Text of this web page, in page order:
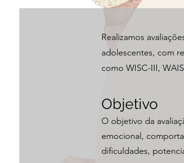
Realizamos
adolescentes, com
como WISC-III,
Objetivo
O objetivo da
emocional,
dificuldades,